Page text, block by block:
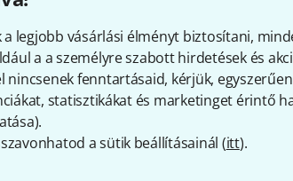
a legjobb vásárlási élményt biztosítani,
a a személyre szabott hirdetések és
nincsenek fenntartásaid, kérjük,
statisztikákat és marketinget érintő
).
a sütik beállításainál (itt).
Díjmentes szállítás 79 000 Ft fölött
Minden ár tartalmazza az ÁFÁ-t